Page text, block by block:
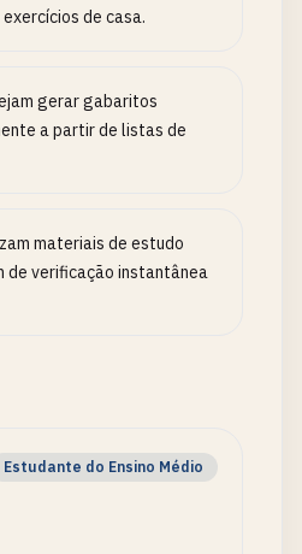
de casa.
gerar gabaritos
a partir de listas de
materiais de estudo
de verificação instantânea
Estudante do Ensino Médio